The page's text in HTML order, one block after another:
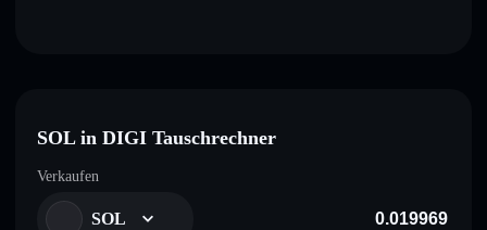
SOL in DIGI Tauschrechner
Verkaufen
SOL